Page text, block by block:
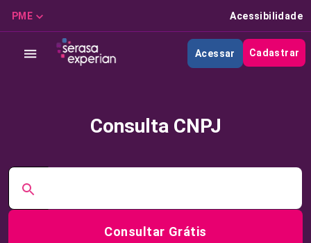
PME Acessibilidade
Acessar Cadastrar
Consulta CNPJ
Consultar Grátis